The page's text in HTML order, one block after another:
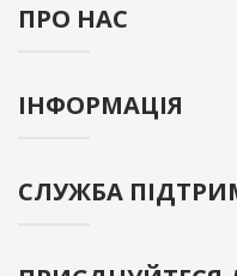
ПРО НАС
ІНФОРМАЦІЯ
СЛУЖБА